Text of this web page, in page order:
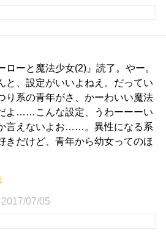
ローと魔法少女(2)』読了。やー。
と、設定がいいよねえ。だってい
り系の青年がさ、かーわいい魔法
よ……こんな設定、うわーーーい
言えないよお……。異性になる系
きだけど、青年から幼女ってのほ
2017/07/05